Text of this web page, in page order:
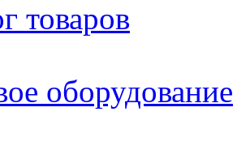
товаров
оборудование